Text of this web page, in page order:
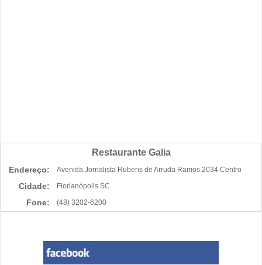
Restaurante Galia
Endereço: Avenida Jornalista Rubens de Arruda Ramos 2034 Centro
Cidade: Florianópolis SC
Fone: (48) 3202-6200